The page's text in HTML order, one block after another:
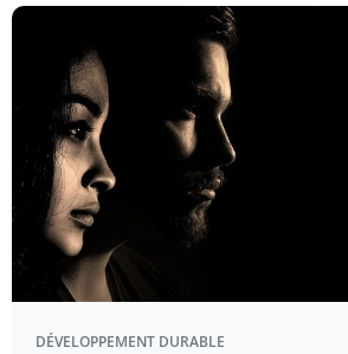
DÉVELOPPEMENT DURABLE